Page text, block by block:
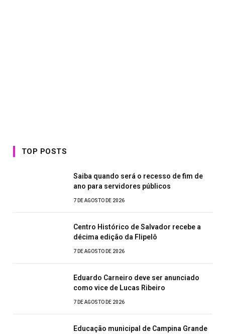
TOP POSTS
Saiba quando será o recesso de fim de
ano para servidores públicos
7 DE AGOSTO DE 2026
Centro Histórico de Salvador recebe a
décima edição da Flipelô
7 DE AGOSTO DE 2026
Eduardo Carneiro deve ser anunciado
como vice de Lucas Ribeiro
7 DE AGOSTO DE 2026
Educação municipal de Campina Grande